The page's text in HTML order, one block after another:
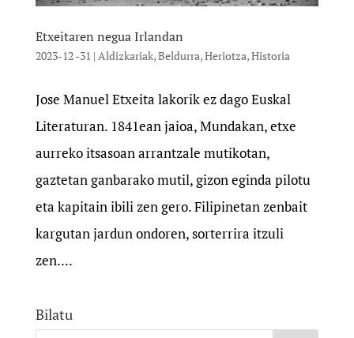
Etxeitaren negua Irlandan
2023-12 -31 | Aldizkariak,Beldurra,Heriotza,Historia
Jose Manuel Etxeita lakorik ez dago Euskal
Literaturan. 1841ean jaioa, Mundakan, etxe
aurreko itsasoan arrantzale mutikotan,
gaztetan ganbarako mutil, gizon eginda pilotu
eta kapitain ibili zen gero. Filipinetan zenbait
kargutan jardun ondoren, sorterrira itzuli
zen....
Bilatu